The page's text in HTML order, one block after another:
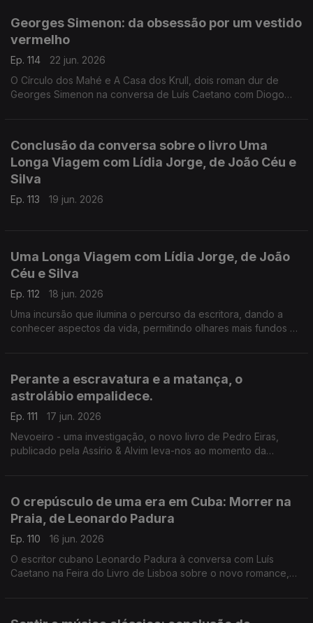
Caetano, fala-se também do Festival Babell, que começa esta
quarta-feita no Porto, o maior investimento de sempre no
nosso país num evento literário, iniciativa da Livraria Lello.
Georges Simenon: da obsessão por um vestido
vermelho
Ep. 114
22 jun. 2026
O Círculo dos Mahé e A Casa dos Krull, dois roman dur de
Georges Simenon na conversa de Luís Caetano com Diogo
Conclusão da conversa sobre o livro Uma
Longa Viagem com Lídia Jorge, de João Céu e
Silva
Ep. 113 19 jun. 2026
Uma Longa Viagem com Lídia Jorge, de João
Céu e Silva
Ep. 112
18 jun. 2026
Uma incursão que ilumina o percurso da escritora, dando a
conhecer aspectos da vida, permitindo olhares mais fundos à
Perante a escravatura e a matança, o
astrolábio empalidece.
Ep. 111
17 jun. 2026
Nevoeiro - uma investigação, o novo livro de Pedro Eiras,
publicado pela Assírio & Alvim leva-nos ao momento da
O crepúsculo de uma era em Cuba: Morrer na
Praia, de Leonardo Padura
Ep. 110
16 jun. 2026
O escritor cubano Leonardo Padura à conversa com Luís
Caetano na Feira do Livro de Lisboa sobre o novo romance,